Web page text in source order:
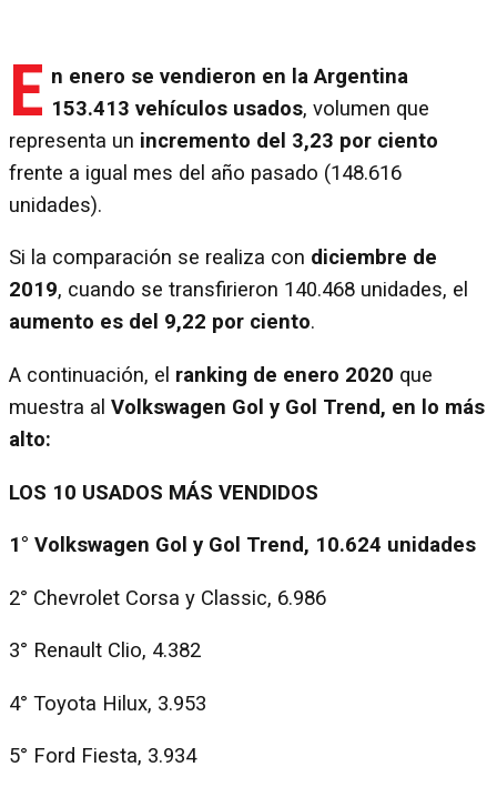
E n enero se vendieron en la Argentina
153.413 vehículos usados, volumen que
representa un incremento del 3,23 por ciento
frente a igual mes del año pasado (148.616
unidades).
Si la comparación se realiza con diciembre de
2019, cuando se transfirieron 140.468 unidades, el
aumento es del 9,22 por ciento.
A continuación, el ranking de enero 2020 que
muestra al Volkswagen Gol y Gol Trend, en lo más
alto:
LOS 10 USADOS MÁS VENDIDOS
1° Volkswagen Gol y Gol Trend, 10.624 unidades
2° Chevrolet Corsa y Classic, 6.986
3° Renault Clio, 4.382
4° Toyota Hilux, 3.953
5° Ford Fiesta, 3.934